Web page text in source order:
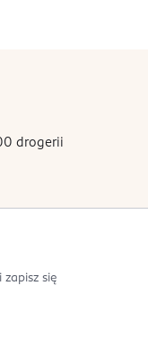
drogerii
się